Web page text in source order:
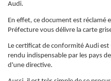
Audi.
En effet, ce document est réclamé
Préfecture vous délivre la carte
Le certificat de conformité Audi
rendu indispensable par les pays
d'une directive.